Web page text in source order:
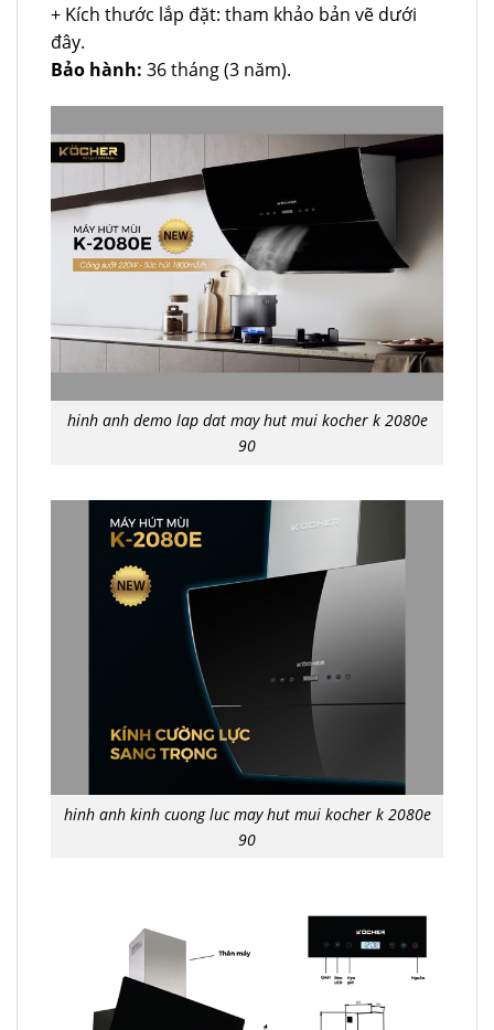
+ Kích thước lắp đặt: tham khảo bản vẽ dưới
đây.
Bảo hành: 36 tháng (3 năm).
hinh anh demo lap dat may hut mui kocher k 2080e
90
hinh anh kinh cuong luc may hut mui kocher k 2080e
90